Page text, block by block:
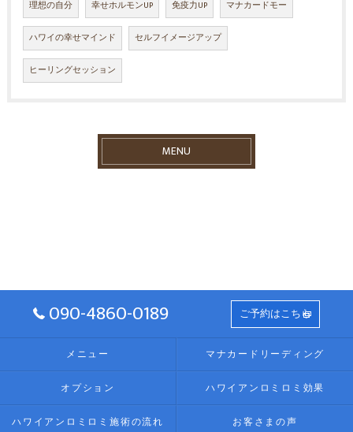
理想の自分 幸せホルモンUP 免疫力UP マナカードモー
ハワイの幸せマインド セルフイメージアップ
ヒーリングセッション
MENU
090-4860-0189 ご予約はこちら
メニュー マナカードリーディング
オプション ハワイアンロミロミ効果
ハワイアンロミロミ施術の流れ お客さまの声